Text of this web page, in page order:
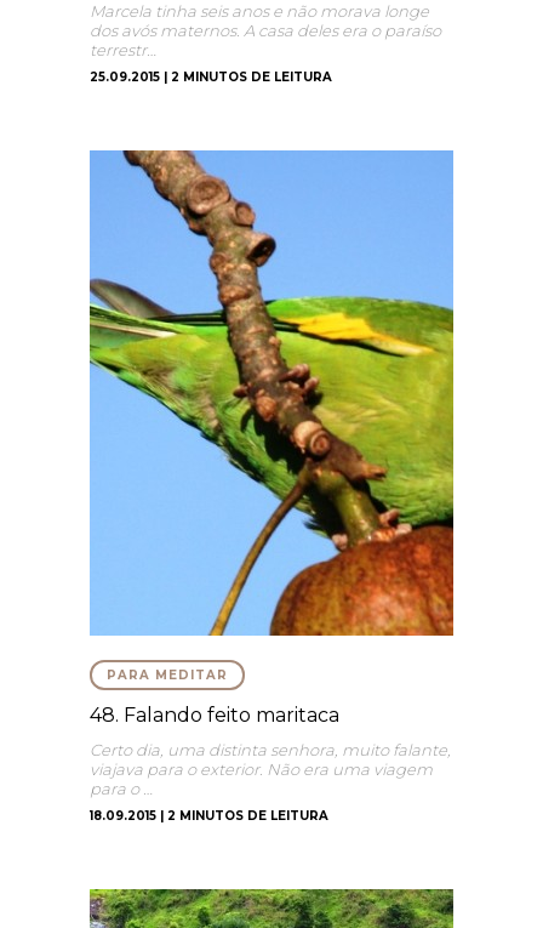
Marcela tinha seis anos e não morava longe
dos avós maternos. A casa deles era o paraíso
terrestr…
25.09.2015 | 2 MINUTOS DE LEITURA
PARA MEDITAR
48. Falando feito maritaca
Certo dia, uma distinta senhora, muito falante,
viajava para o exterior. Não era uma viagem
para o …
18.09.2015 | 2 MINUTOS DE LEITURA